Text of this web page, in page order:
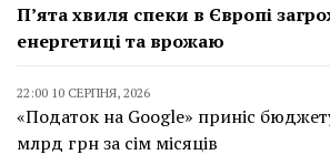
П’ята хвиля спеки в Європі
енергетиці та врожаю
22:00 10 СЕРПНЯ, 2026
«Податок на Google» приніс
млрд грн за сім місяців